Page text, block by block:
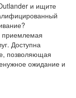
и ищите
приемлемая
Доступна
позволяющая
ожидание и